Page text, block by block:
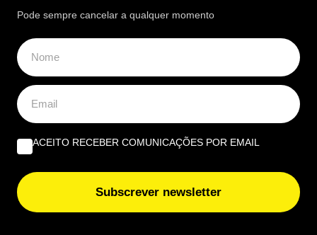
ECONOMIA,NACIONAL
Recebeu dinheiro de presente? Este
detalhe pode obrigar a entregar parte
16:16 7 Agosto, 2026|João Luís
Nem todo o dinheiro de presente é inofensivo: o
Fisco pode exigir declaração e até imposto. Saiba
quando e como deve comunicar às Finanças
Pode sempre cancelar a qualquer momento
ACEITO RECEBER COMUNICAÇÕES POR EMAIL
Subscrever newsletter